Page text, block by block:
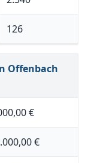
126
Offenbach
€
€